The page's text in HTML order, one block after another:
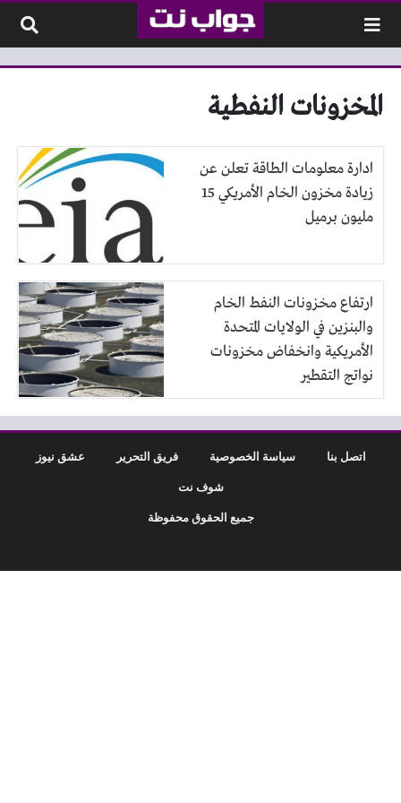
المخزونات النفطية
ادارة معلومات الطاقة تعلن عن
زيادة مخزون الخام الأمريكي 15
مليون برميل
ارتفاع مخزونات النفط الخام
والبنزين في الولايات المتحدة
الأمريكية وانخفاض مخزونات
نواتج التقطير
اتصل بنا سياسة الخصوصية فريق التحرير عشق نيوز
شوف نت
جميع الحقوق محفوظة